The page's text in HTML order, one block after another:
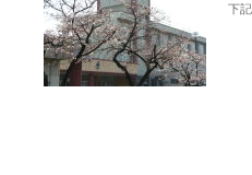
下